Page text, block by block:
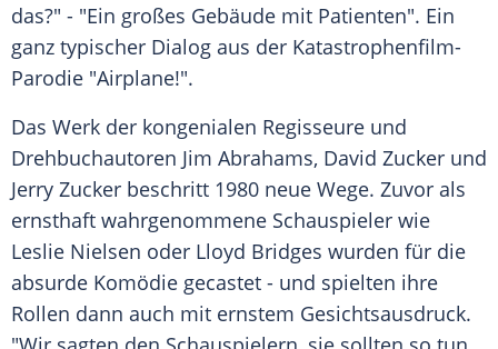
das?" - "Ein großes Gebäude mit Patienten". Ein
ganz typischer Dialog aus der Katastrophenfilm-
Parodie "Airplane!".
Das Werk der kongenialen Regisseure und
Drehbuchautoren Jim Abrahams, David Zucker und
Jerry Zucker beschritt 1980 neue Wege. Zuvor als
ernsthaft wahrgenommene Schauspieler wie
Leslie Nielsen oder Lloyd Bridges wurden für die
absurde Komödie gecastet - und spielten ihre
Rollen dann auch mit ernstem Gesichtsausdruck.